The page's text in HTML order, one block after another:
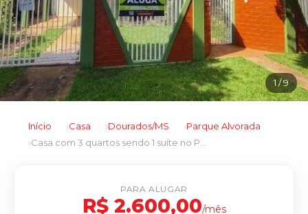
1/ 9
Início Casa Dourados/MS
Parque Alvorada
PARA ALUGAR
R$ 2.600,00/mês